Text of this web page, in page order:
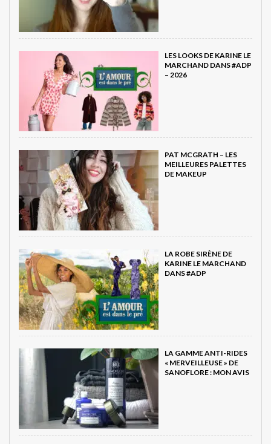
LES LOOKS DE KARINE LE
MARCHAND DANS #ADP
– 2026
PAT MCGRATH – LES
MEILLEURES PALETTES
DE MAKEUP
LA ROBE SIRÈNE DE
KARINE LE MARCHAND
DANS #ADP
LA GAMME ANTI-RIDES
« MERVEILLEUSE » DE
SANOFLORE : MON AVIS